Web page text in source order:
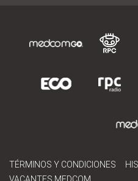
TÉRMINOS Y CONDICIONES
VACANTES MEDCOM